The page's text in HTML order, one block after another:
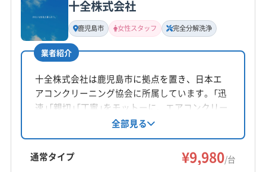
十全株式会社
鹿児島市 女性スタッフ 完全分解洗浄
業者紹介
十全株式会社は鹿児島市に拠点を置き、日本エ
アコンクリーニング協会に所属しています。「迅
速」「親切」「丁寧」をモットーに、エアコンクリー
ニング士の資格を持つ技術者がサービスを提
供。エコ洗剤使用で赤ちゃんやペットにも安心
です。消臭抗菌コートや室外機洗浄などオプシ
ョンも充実。損害保険加入で万が一の際も安心
全部見る
通常タイプ ¥9,980/台